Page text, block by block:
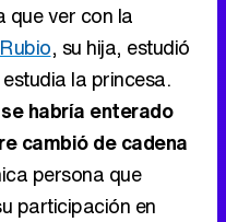
que ver con la
, su hija, estudió
la princesa.
habría enterado
cambió de cadena
persona que
participación en